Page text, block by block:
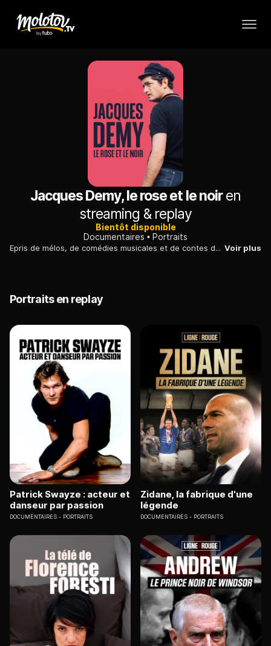
Jacques Demy, le rose et le noiren
streaming & replay
Bientôt disponible
Documentaires
Portraits
Epris de mélos, de comédies musicales et de contes de fées, le réalisateur Jacques Demy était un enchanteur comme en témoigne sa filmographie pleine de couleurs. Voir plus
Portraits en replay
Patrick Swayze : acteur et
danseur par passion
DOCUMENTAIRES PORTRAITS
Zidane, la fabrique d'une
légende
DOCUMENTAIRES PORTRAITS